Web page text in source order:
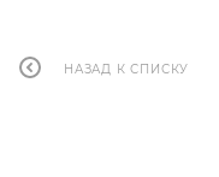
НАЗАД К СПИСКУ